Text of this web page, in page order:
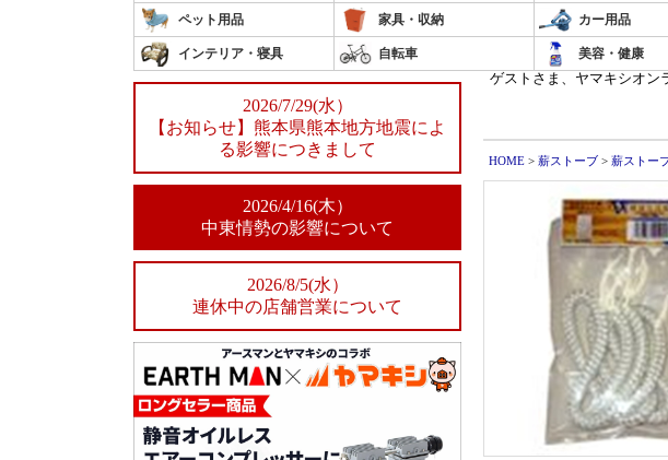
ペット用品 家具・収納 カー用品
インテリア・寝具 自転車 美容・健康
2026/7/29(水）
【お知らせ】熊本県熊本地方地震によ
る影響につきまして
2026/4/16(木）
中東情勢の影響について
2026/8/5(水）
連休中の店舗営業について
ゲストさま、ヤマキシオン
HOME > 薪ストーブ > 薪ストー